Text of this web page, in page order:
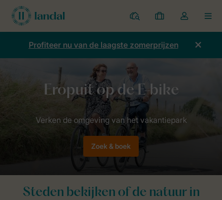
Parken
Mijn
boekingen
Open
de
dropdown
Profiteer nu van de laagste zomerprijzen
Thema Fietsen E-bike
Zoek & boek
Steden bekijken of de natuur in